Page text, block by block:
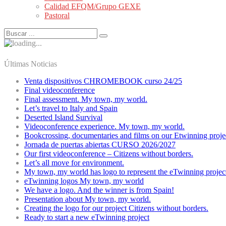
Calidad EFQM/Grupo GEXE
Pastoral
Últimas Noticias
Venta dispositivos CHROMEBOOK curso 24/25
Final videoconference
Final assessment. My town, my world.
Let’s travel to Italy and Spain
Deserted Island Survival
Videoconference experience. My town, my world.
Bookcrossing, documentaries and films on our Etwinning
Jornada de puertas abiertas CURSO 2026/2027
Our first videoconference – Citizens without borders.
Let’s all move for environment.
My town, my world has logo to represent the eTwinning
eTwinning logos My town, my world
We have a logo. And the winner is from Spain!
Presentation about My town, my world.
Creating the logo for our project Citizens without borders.
Ready to start a new eTwinning project